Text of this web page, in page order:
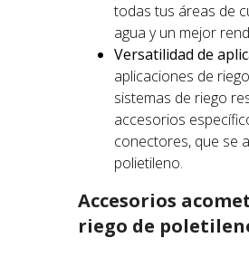
todas tus áreas de
agua y un mejor
Versatilidad de
aplicaciones de
sistemas de riego
accesorios
conectores, que se
polietileno.
Accesorios
riego de